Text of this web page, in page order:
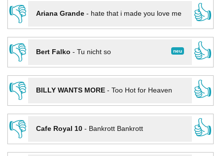
👎
Ariana Grande- hate that i made you love me
👍
👎
neu
Bert Falko - Tu nicht so
👍
👎
BILLY WANTS MORE- Too Hot for Heaven
👍
👎
Cafe Royal 10- Bankrott Bankrott
👍